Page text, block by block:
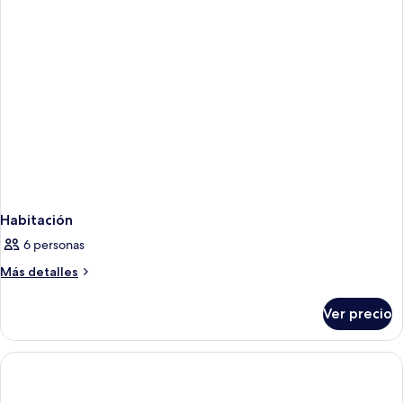
Habitación
6 personas
Más detalles
Más
Ver precio